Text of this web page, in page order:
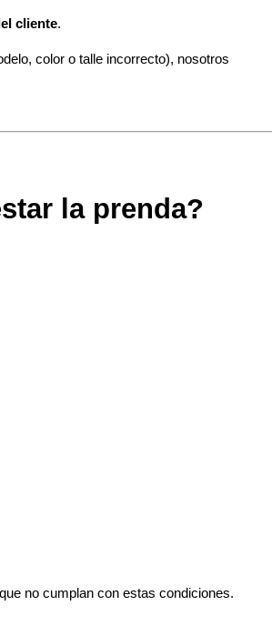
cliente.
color o talle incorrecto), nosotros
la prenda?
no cumplan con estas condiciones.